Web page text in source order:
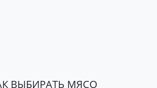
ВЫБИРАТЬ МЯСО